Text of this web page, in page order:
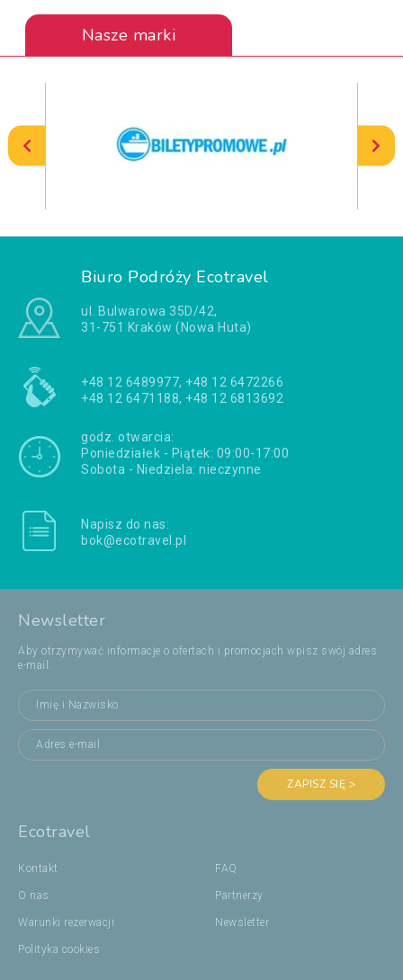
Nasze marki
Biuro Podróży Ecotravel
ul. Bulwarowa 35D/42,
31-751 Kraków (Nowa Huta)
+48 12 6489977, +48 12 6472266
+48 12 6471188, +48 12 6813692
godz. otwarcia:
Poniedziałek - Piątek: 09:00-17:00
Sobota - Niedziela: nieczynne
Napisz do nas:
bok@ecotravel.pl
Newsletter
Aby otrzymywać informacje o ofertach i promocjach wpisz swój adres
e-mail:
ZAPISZ SIĘ >
Ecotravel
Kontakt
O nas
Warunki rezerwacji
Polityka cookies
FAQ
Partnerzy
Newsletter